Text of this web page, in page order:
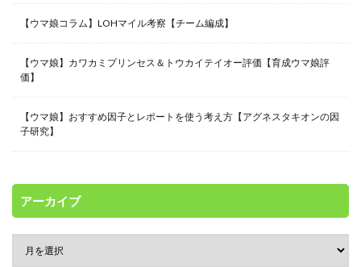
【ウマ娘コラム】LOHマイル考察【チーム編成】
【ウマ娘】カワカミプリンセス＆トウカイテイオー評価【育成ウマ娘評
価】
【ウマ娘】おすすめ因子とレポートを使う考え方【アグネスタキオンの因
子研究】
アーカイブ